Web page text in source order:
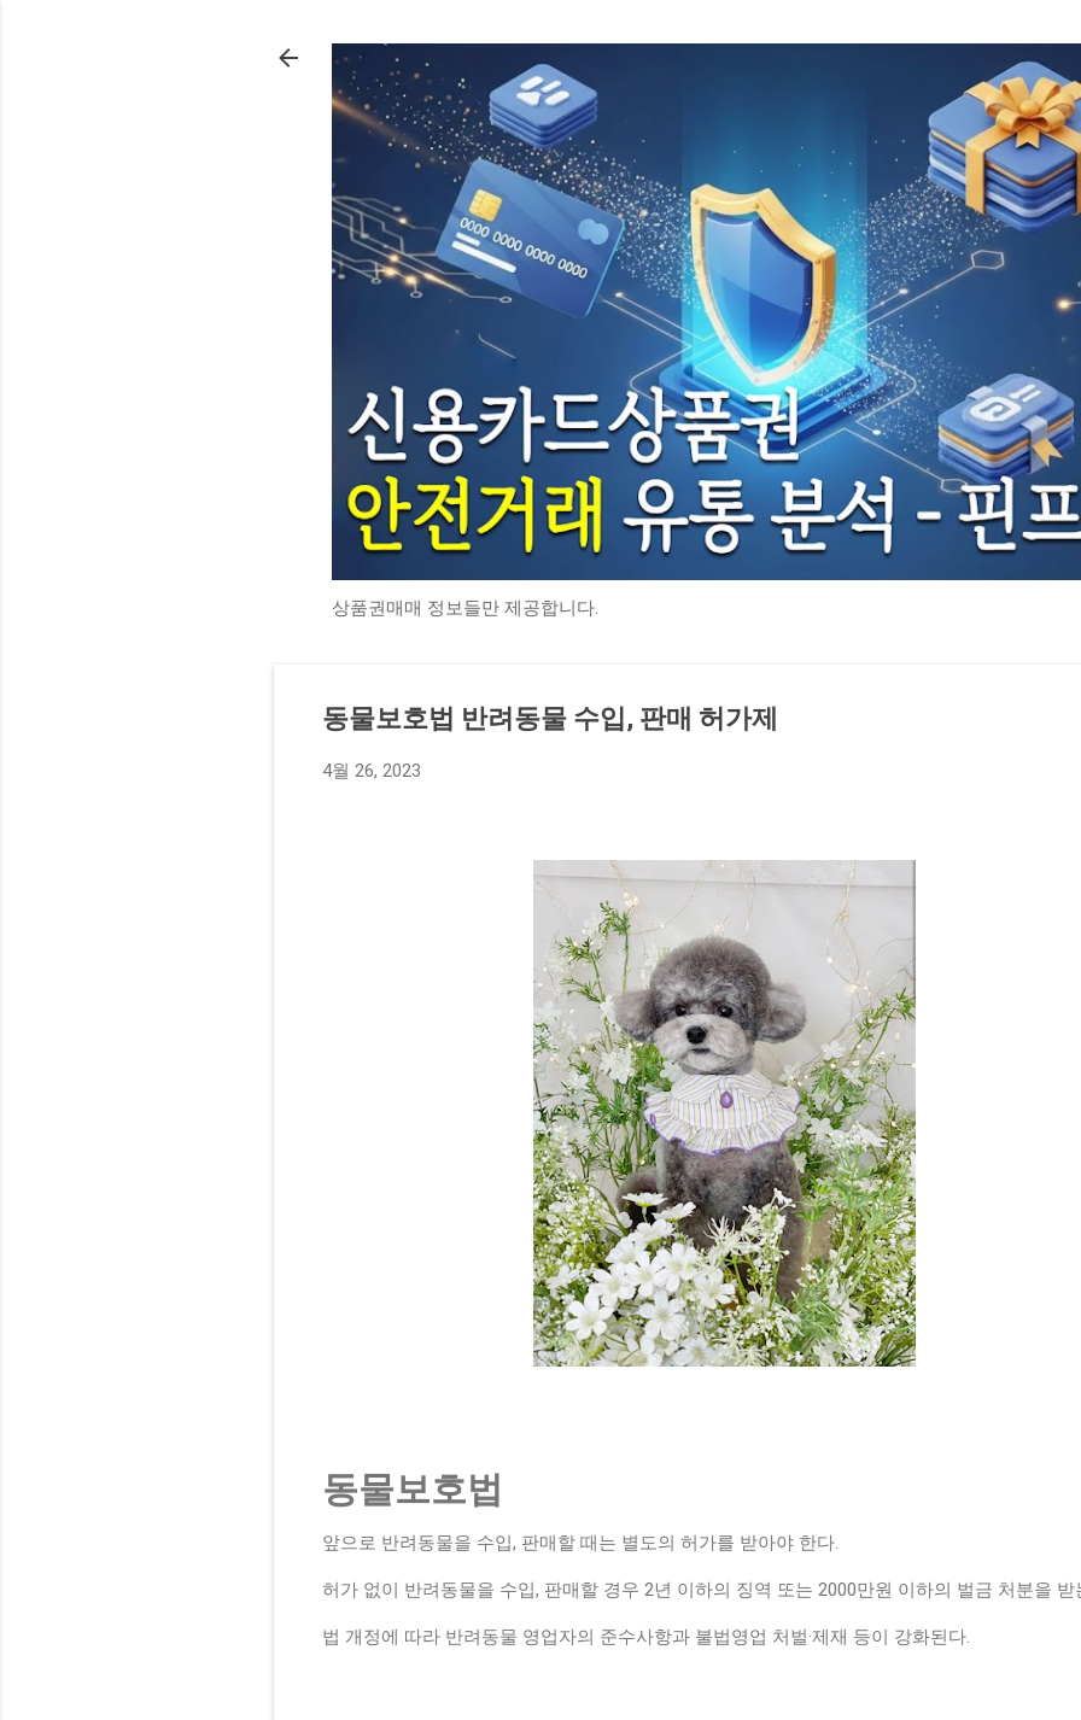
상품권매매 정보들만 제공합니다.
동물보호법 반려동물 수입, 판매 허가제
4월 26, 2023
동물보호법
앞으로 반려동물을 수입, 판매할 때는 별도의 허가를 받아야 한다.
허가 없이 반려동물을 수입, 판매할 경우 2년 이하의 징역 또는 2000만원 이하의 벌금 처분을 받
법 개정에 따라 반려동물 영업자의 준수사항과 불법영업 처벌·제재 등이 강화된다.